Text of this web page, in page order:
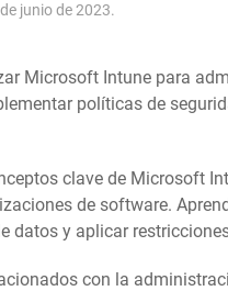
junio de 2023.
Microsoft Intune para
políticas de
clave de Microsoft
de software.
datos y aplicar
con la